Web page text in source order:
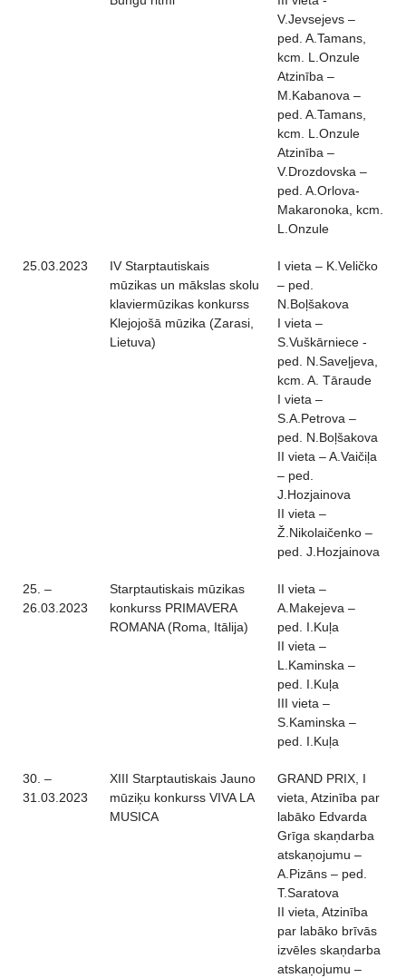
V.Jevsejevs –
ped. A.Tamans,
kcm. L.Onzule
Atzinība –
M.Kabanova –
ped. A.Tamans,
kcm. L.Onzule
Atzinība –
V.Drozdovska –
ped. A.Orlova-
Makaronoka, kcm.
L.Onzule
25.03.2023
IV Starptautiskais
mūzikas un mākslas skolu
klaviermūzikas konkurss
Klejojošā mūzika (Zarasi,
Lietuva)
I vieta – K.Veličko
– ped.
N.Boļšakova
I vieta –
S.Vuškārniece -
ped. N.Saveļjeva,
kcm. A. Tāraude
I vieta –
S.A.Petrova –
ped. N.Boļšakova
II vieta – A.Vaičiļa
– ped.
J.Hozjainova
II vieta –
Ž.Nikolaičenko –
ped. J.Hozjainova
25. –
26.03.2023
Starptautiskais mūzikas
konkurss PRIMAVERA
ROMANA (Roma, Itālija)
II vieta –
A.Makejeva –
ped. I.Kuļa
II vieta –
L.Kaminska –
ped. I.Kuļa
III vieta –
S.Kaminska –
ped. I.Kuļa
30. –
31.03.2023
XIII Starptautiskais Jauno
mūziķu konkurss VIVA LA
MUSICA
GRAND PRIX, I
vieta, Atzinība par
labāko Edvarda
Grīga skaņdarba
atskaņojumu –
A.Pizāns – ped.
T.Saratova
II vieta, Atzinība
par labāko brīvās
izvēles skaņdarba
atskaņojumu –